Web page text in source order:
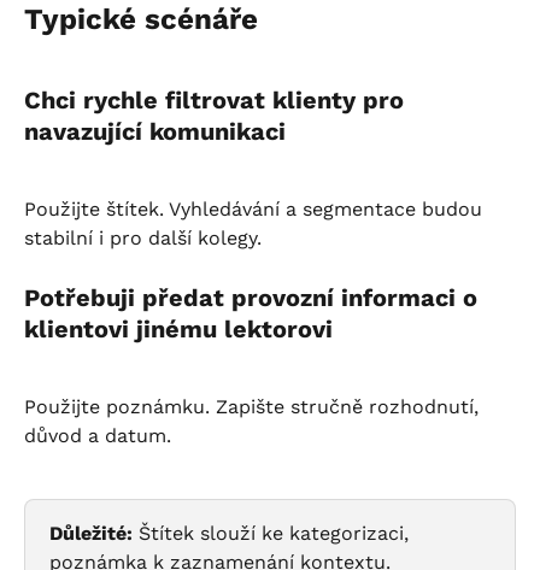
Typické scénáře
Chci rychle filtrovat klienty pro
navazující komunikaci
Použijte štítek. Vyhledávání a segmentace budou
stabilní i pro další kolegy.
Potřebuji předat provozní informaci o
klientovi jinému lektorovi
Použijte poznámku. Zapište stručně rozhodnutí,
důvod a datum.
Důležité: Štítek slouží ke kategorizaci,
poznámka k zaznamenání kontextu.